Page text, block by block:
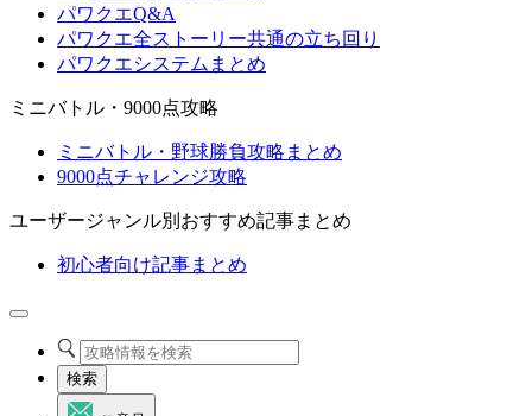
パワクエQ&A
パワクエ全ストーリー共通の立ち回り
パワクエシステムまとめ
ミニバトル・9000点攻略
ミニバトル・野球勝負攻略まとめ
9000点チャレンジ攻略
ユーザージャンル別おすすめ記事まとめ
初心者向け記事まとめ
検索